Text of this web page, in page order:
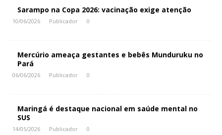
Sarampo na Copa 2026: vacinação exige atenção
10/06/2026 Publicador 0
Mercúrio ameaça gestantes e bebês Munduruku no
Pará
06/06/2026 Publicador 0
Maringá é destaque nacional em saúde mental no
SUS
14/05/2026 Publicador 0